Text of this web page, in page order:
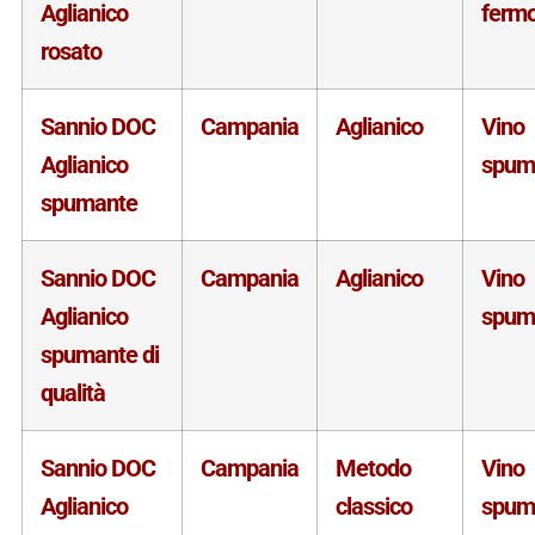
Aglianico
rosato
Sannio DOC
Aglianico
spumante
Campania Aglianico
Vino
Sannio DOC
Aglianico
spumante di
qualità
Campania Aglianico
Vino
Sannio DOC
Aglianico
Campania
Metodo
classico
Vino